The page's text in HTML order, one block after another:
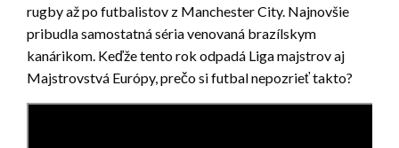
rugby až po futbalistov z Manchester City. Najnovšie
pribudla samostatná séria venovaná brazílskym
kanárikom. Keďže tento rok odpadá Liga majstrov aj
Majstrovstvá Európy, prečo si futbal nepozrieť takto?